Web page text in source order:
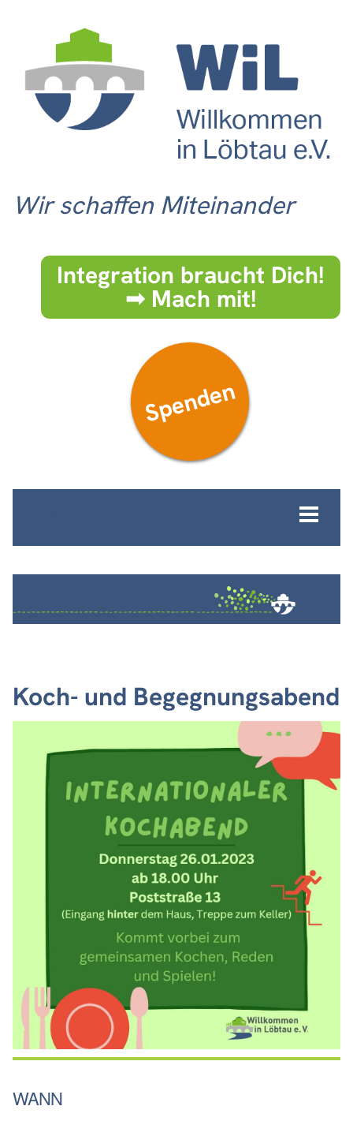
Wir schaffen Miteinander
Integration braucht Dich!
➟ Mach mit!
Spenden
Koch- und Begegnungsabend
WANN